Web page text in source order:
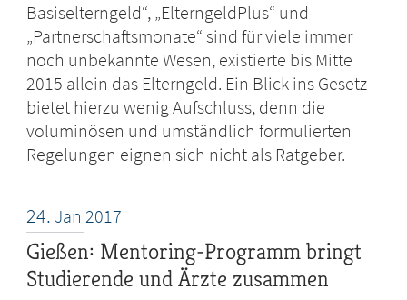
Basiselterngeld“, „ElterngeldPlus“ und
„Partnerschaftsmonate“ sind für viele immer
noch unbekannte Wesen, existierte bis Mitte
2015 allein das Elterngeld. Ein Blick ins Gesetz
bietet hierzu wenig Aufschluss, denn die
voluminösen und umständlich formulierten
Regelungen eignen sich nicht als Ratgeber.
24. Jan 2017
Gießen: Mentoring-Programm bringt
Studierende und Ärzte zusammen